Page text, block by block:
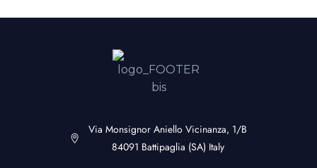
Via Monsignor Aniello Vicinanza, 1/B
84091 Battipaglia (SA) Italy